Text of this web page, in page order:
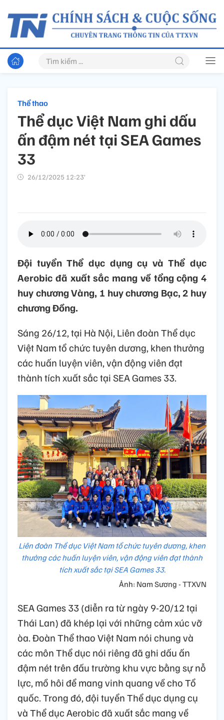
Thể thao
Thể dục Việt Nam ghi dấu
ấn đậm nét tại SEA Games
33
26/12/2025 12:23’
Đội tuyển Thể dục dụng cụ và Thể dục
Aerobic đã xuất sắc mang về tổng cộng 4
huy chương Vàng, 1 huy chương Bạc, 2 huy
chương Đồng.
Sáng 26/12, tại Hà Nội, Liên đoàn Thể dục
Việt Nam tổ chức tuyên dương, khen thưởng
các huấn luyện viên, vận động viên đạt
thành tích xuất sắc tại SEA Games 33.
Liên đoàn Thể dục Việt Nam tổ chức tuyên dương, khen
thưởng các huấn luyện viên, vận động viên đạt thành
tích xuất sắc tại SEA Games 33.
Ảnh: Nam Sương - TTXVN
SEA Games 33 (diễn ra từ ngày 9-20/12 tại
Thái Lan) đã khép lại với những cảm xúc vỡ
òa. Đoàn Thể thao Việt Nam nói chung và
các môn Thể dục nói riêng đã ghi dấu ấn
đậm nét trên đấu trường khu vực bằng sự nỗ
lực, mồ hôi để mang vinh quang về cho Tổ
quốc. Trong đó, đội tuyển Thể dục dụng cụ
và Thể dục Aerobic đã xuất sắc mang về